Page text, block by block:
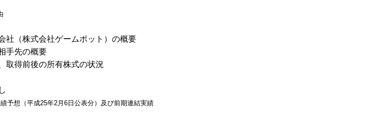
社（株式会社ゲームポット）の概要
手先の概要
取得前後の所有株式の状況
予想（平成25年2月6日公表分）及び前期連結実績